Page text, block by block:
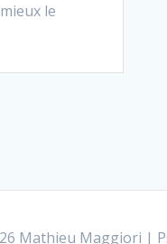
le
Mathieu Maggiori |